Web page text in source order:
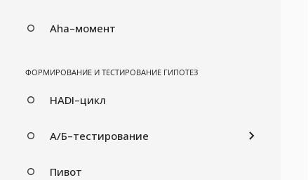
Aha–момент
ФОРМИРОВАНИЕ И ТЕСТИРОВАНИЕ ГИПОТЕЗ
HADI–цикл
А/Б–тестирование
Пивот